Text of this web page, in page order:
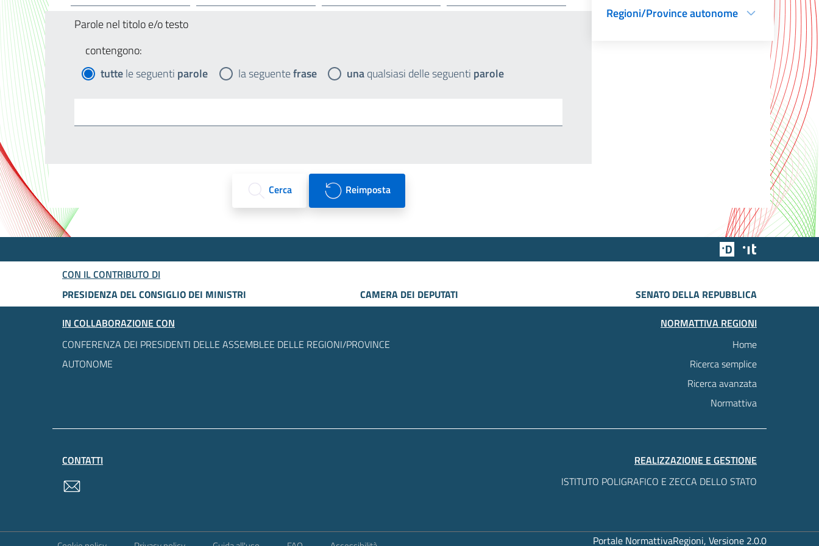
Parole nel titolo e/o testo
contengono:
tuttele seguenti parole la seguentefrase unaqualsiasi delle seguenti parole
Cerca Reimposta
Regioni/Province autonome
Team Digitale
CON IL CONTRIBUTO DI
PRESIDENZA DEL CONSIGLIO DEI MINISTRI
CAMERA DEI DEPUTATI
SENATO DELLA REPUBBLICA
IN COLLABORAZIONE CON
CONFERENZA DEI PRESIDENTI DELLE ASSEMBLEE DELLE REGIONI/PROVINCE
AUTONOME
NORMATTIVA REGIONI
Home
Ricerca semplice
Ricerca avanzata
Normattiva
CONTATTI
REALIZZAZIONE E GESTIONE
ISTITUTO POLIGRAFICO E ZECCA DELLO STATO
Portale NormattivaRegioni, Versione 2.0.0